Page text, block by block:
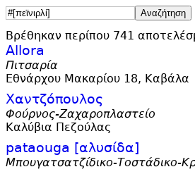
Βρέθηκαν περίπου 741
Allora
Πιτσαρία
Εθνάρχου Μακαρίου 18, Καβάλα
Χαντζόπουλος
Φούρνος-Ζαχαροπλαστείο
Καλύβια Πεζούλας
pataouga [αλυσίδα]
Μπουγατσατζίδικο-Τοστάδικο-